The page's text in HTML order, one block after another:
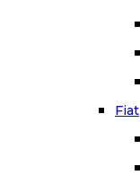
Fiat